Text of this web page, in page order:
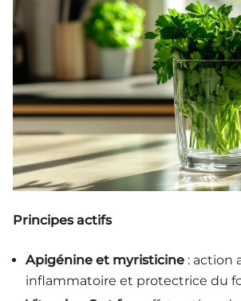
Principes actifs
Apigénine et myristicine : action
inflammatoire et protectrice du